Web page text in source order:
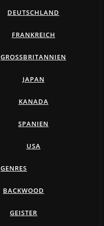
DEUTSCHLAND
FRANKREICH
GROSSBRITANNIEN
JAPAN
KANADA
SPANIEN
USA
GENRES
BACKWOOD
GEISTER